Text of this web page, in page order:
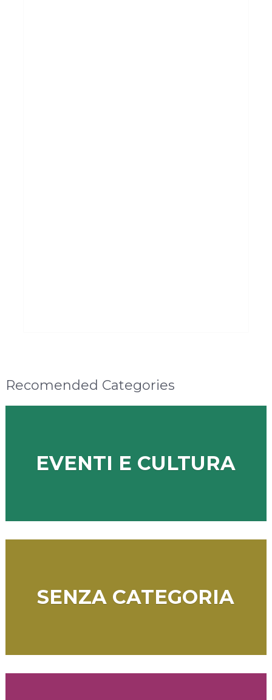
Recomended Categories
EVENTI E CULTURA
SENZA CATEGORIA